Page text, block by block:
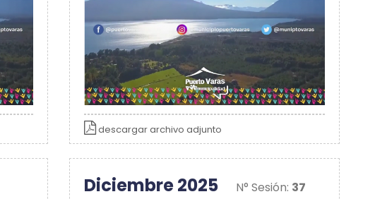
descargar archivo adjunto
Diciembre 2025 N° Sesión: 37